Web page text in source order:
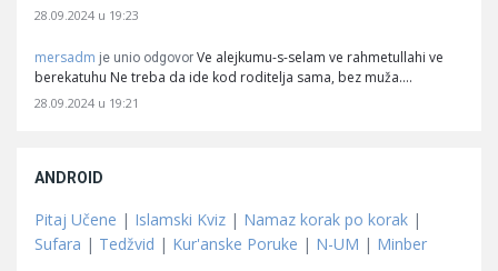
28.09.2024 u 19:23
mersadm je unio odgovor Ve alejkumu-s-selam ve rahmetullahi ve
berekatuhu Ne treba da ide kod roditelja sama, bez muža.…
28.09.2024 u 19:21
ANDROID
Pitaj Učene | Islamski Kviz | Namaz korak po korak |
Sufara | Tedžvid | Kur'anske Poruke | N-UM | Minber